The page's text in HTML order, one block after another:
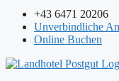
+43 6471 20206
Unverbindliche
Online Buchen